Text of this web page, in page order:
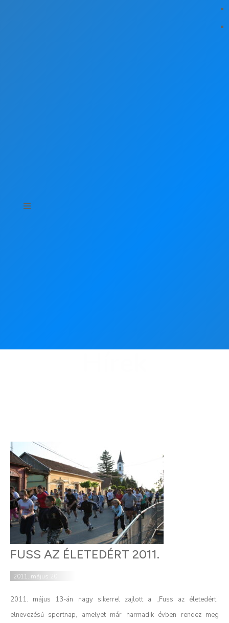
FUSS AZ ÉLETEDÉRT 2011.
2011. május 20.
2011. május 13-án nagy sikerrel zajlott a „Fuss az életedért”
elnevezésű sportnap, amelyet már harmadik évben rendez meg